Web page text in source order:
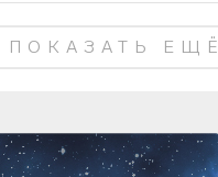
ПОКАЗАТЬ ЕЩЁ